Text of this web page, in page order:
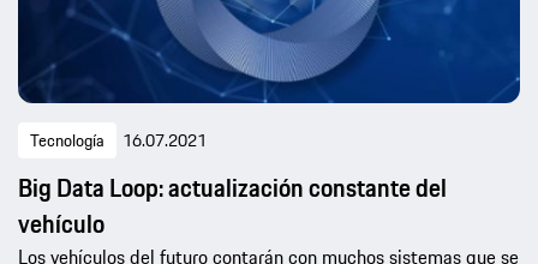
Tecnología 16.07.2021
Big Data Loop: actualización constante del
vehículo
Los vehículos del futuro contarán con muchos sistemas que se